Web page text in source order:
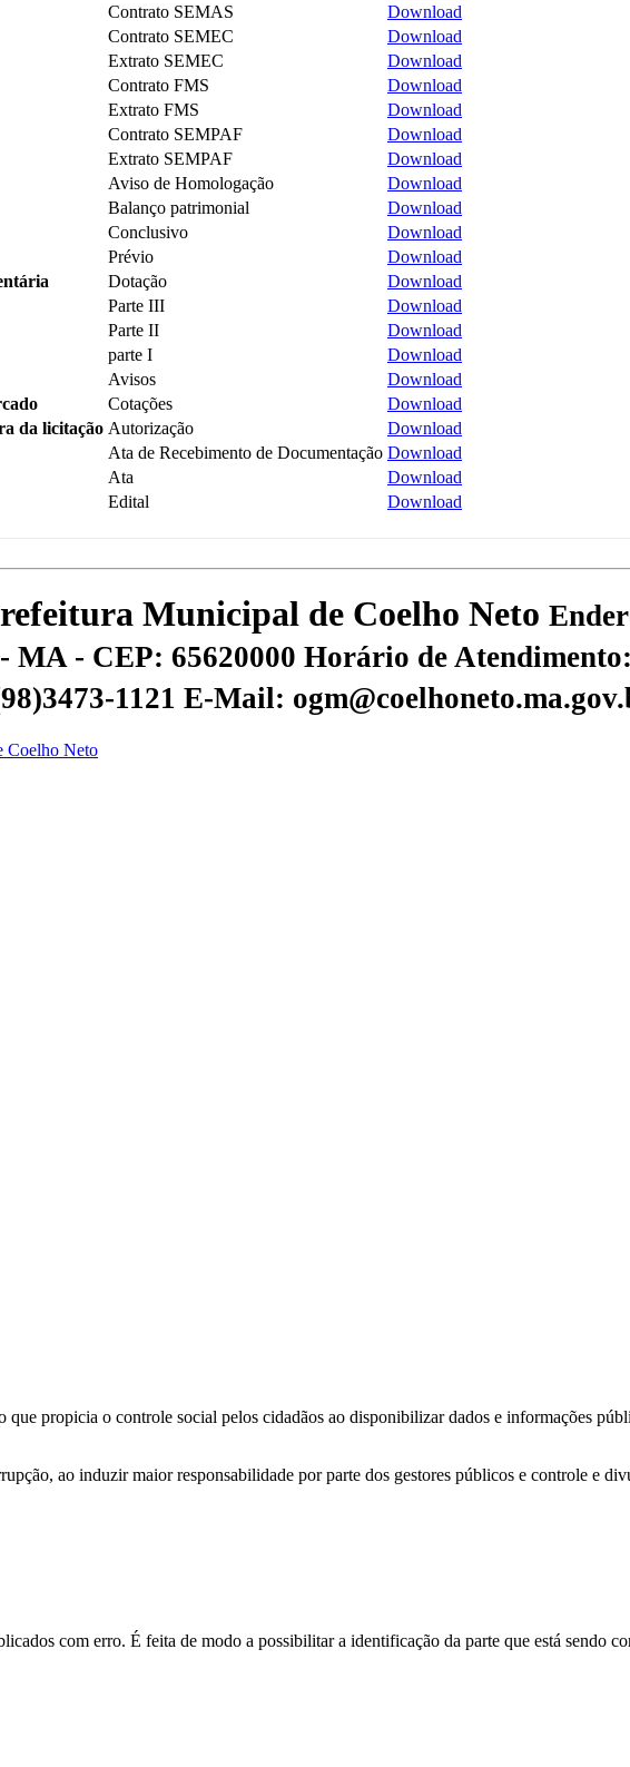
Contrato SEMAS
Download
Contrato SEMEC
Download
Extrato SEMEC
Download
Contrato FMS
Download
Extrato FMS
Download
Contrato SEMPAF
Download
Extrato SEMPAF
Download
Aviso de Homologação
Download
Balanço patrimonial
Download
Conclusivo
Download
Prévio
Download
Dotação
Download
Parte III
Download
Parte II
Download
parte I
Download
Avisos
Download
Cotações
Download
da licitação Autorização
Download
Ata de Recebimento de Documentação Download
Ata
Download
Edital Download
Municipal de Coelho Neto
- CEP: 65620000 Horário de
1121 E-Mail:
Coelho Neto
propicia o controle social pelos cidadãos ao disponibilizar dados e informações
ao induzir maior responsabilidade por parte dos gestores públicos e controle e
com erro. É feita de modo a possibilitar a identificação da parte que está sendo